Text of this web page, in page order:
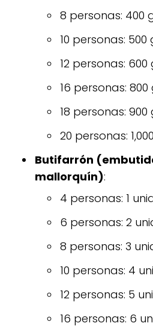
8 personas: 400
10 personas: 500
12 personas: 600
16 personas: 800
18 personas: 900
20 personas:
Butifarrón
mallorquín):
4 personas: 1
6 personas: 2
8 personas: 3
10 personas: 4
12 personas: 5
16 personas: 6